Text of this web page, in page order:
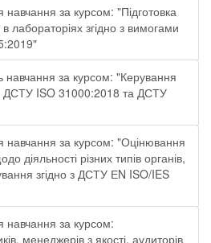
за курсом: "Підготовка
лабораторіях згідно з вимогами
навчання за курсом: "Керування
ДСТУ ISO 31000:2018 та ДСТУ
навчання за курсом: "Оцінювання
діяльності різних типів органів,
згідно з ДСТУ ЕN ISO/IES
навчання за курсом:
менеджерів з якості, аудиторів